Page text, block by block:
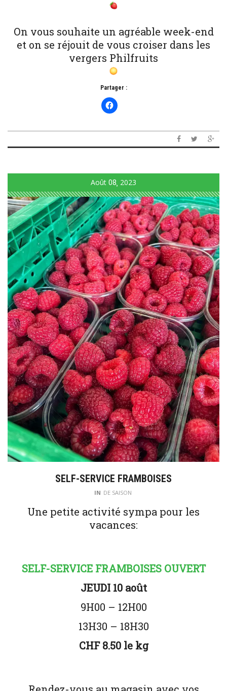
On vous souhaite un agréable week-end
et on se réjouit de vous croiser dans les
vergers Philfruits
Partager :
Août 08 2023
SELF-SERVICE FRAMBOISES
IN DE SAISON
Une petite activité sympa pour les
vacances:
SELF-SERVICE FRAMBOISES OUVERT
JEUDI 10 août
9H00 – 12H00
13H30 – 18H30
CHF 8.50 le kg